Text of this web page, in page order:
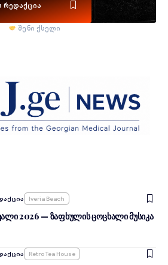
რედაქცია
შენი ქსელი
Iveria Beach
2026 — ზაფხულის ცოცხალი მუსიკა
Retro Tea House